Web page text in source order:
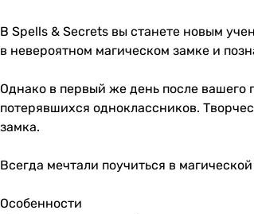
В Spells & Secrets вы станете новым
в невероятном магическом замке и
Однако в первый же день после вашего
потерявшихся одноклассников.
замка.
Всегда мечтали поучиться в
Особенности